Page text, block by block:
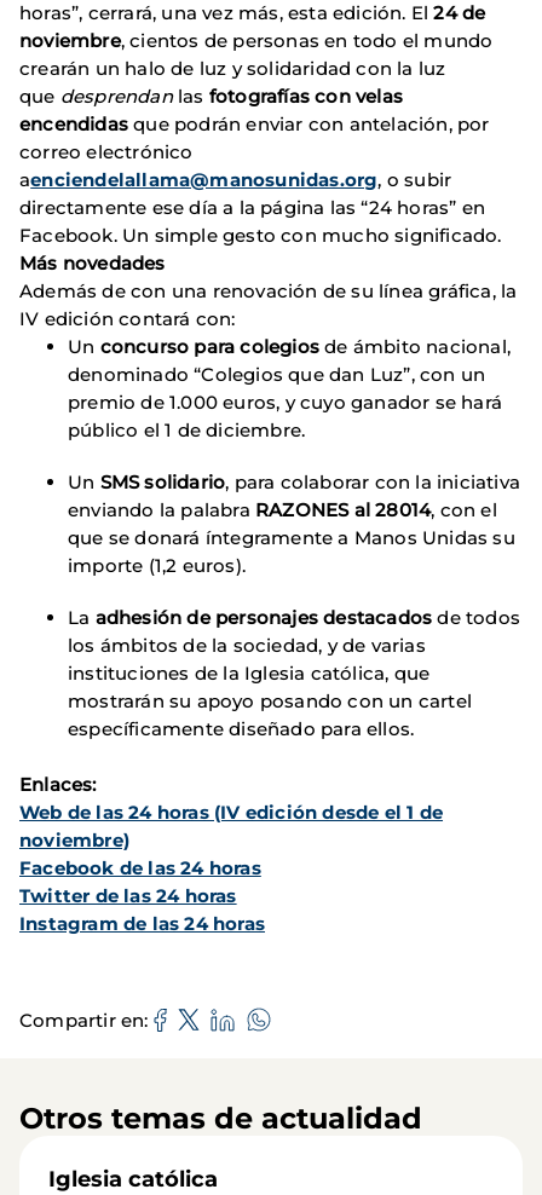
horas”, cerrará, una vez más, esta edición. El24 de
noviembre, cientos de personas en todo el mundo
crearán un halo de luz y solidaridad con la luz
que desprendanlas fotografías con velas
encendidas que podrán enviar con antelación, por
correo electrónico
aenciendelallama@manosunidas.org, o subir
directamente ese día a la página las “24 horas” en
Facebook. Un simple gesto con mucho significado.
Más novedades
Además de con una renovación de su línea gráfica, la
IV edición contará con:
Un concurso para colegios de ámbito nacional,
denominado “Colegios que dan Luz”, con un
premio de 1.000 euros, y cuyo ganador se hará
público el 1 de diciembre.
Un SMS solidario, para colaborar con la iniciativa
enviando la palabra RAZONES al 28014, con el
que se donará íntegramente a Manos Unidas su
importe (1,2 euros).
La adhesión de personajes destacados de todos
los ámbitos de la sociedad, y de varias
instituciones de la Iglesia católica, que
mostrarán su apoyo posando con un cartel
específicamente diseñado para ellos.
Enlaces:
Web de las 24 horas (IV edición desde el 1 de
noviembre)
Facebook de las 24 horas
Twitter de las 24 horas
Instagram de las 24 horas
Compartir en
Otros temas de actualidad
Iglesia católica